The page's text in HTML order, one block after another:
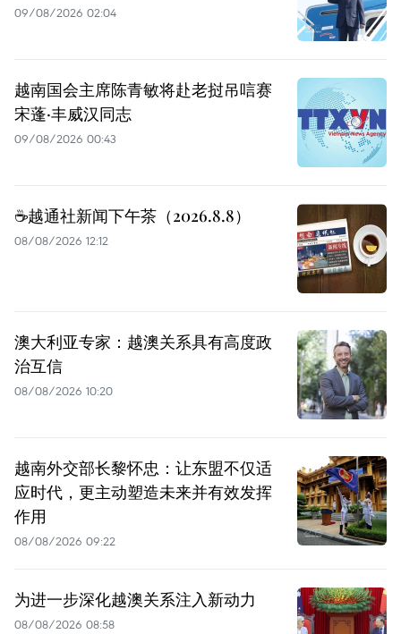
09/08/2026 02:04
越南国会主席陈青敏将赴老挝吊唁赛
宋蓬·丰威汉同志
09/08/2026 00:43
☕️越通社新闻下午茶（2026.8.8）
08/08/2026 12:12
澳大利亚专家：越澳关系具有高度政
治互信
08/08/2026 10:20
越南外交部长黎怀忠：让东盟不仅适
应时代，更主动塑造未来并有效发挥
作用
08/08/2026 09:22
为进一步深化越澳关系注入新动力
08/08/2026 08:58